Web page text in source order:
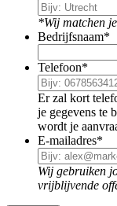
*Wij matchen
Bedrijfsnaam*
Telefoon*
Er zal kort
je gegevens te
wordt je
E-mailadres*
Wij gebruiken
vrijblijvende